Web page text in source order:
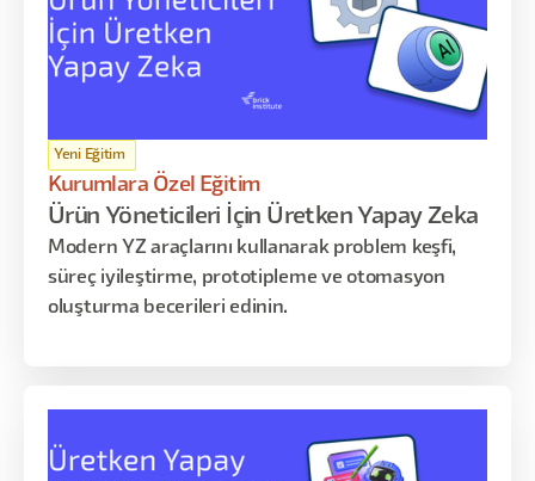
otomasyon kurguları, prototipleme ve lansman
öncesi optimizasyon gibi kritik konuları kapsar.
Yeni Eğitim
Kurumlara Özel Eğitim
Ürün Yöneticileri İçin Üretken Yapay Zeka
Modern YZ araçlarını kullanarak problem keşfi,
süreç iyileştirme, prototipleme ve otomasyon
oluşturma becerileri edinin.